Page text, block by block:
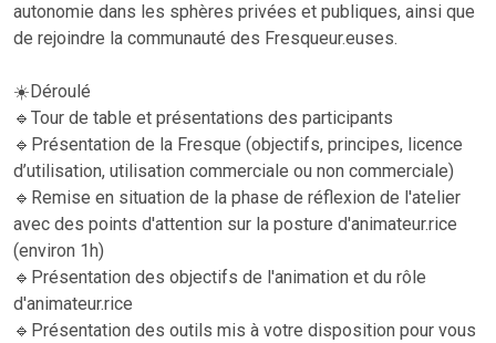
autonomie dans les sphères privées et publiques, ainsi que
de rejoindre la communauté des Fresqueur.euses.
☀️Déroulé
🔹Tour de table et présentations des participants
🔹Présentation de la Fresque (objectifs, principes, licence
d’utilisation, utilisation commerciale ou non commerciale)
🔹Remise en situation de la phase de réflexion de l'atelier
avec des points d'attention sur la posture d'animateur.rice
(environ 1h)
🔹Présentation des objectifs de l'animation et du rôle
d'animateur.rice
🔹Présentation des outils mis à votre disposition pour vous